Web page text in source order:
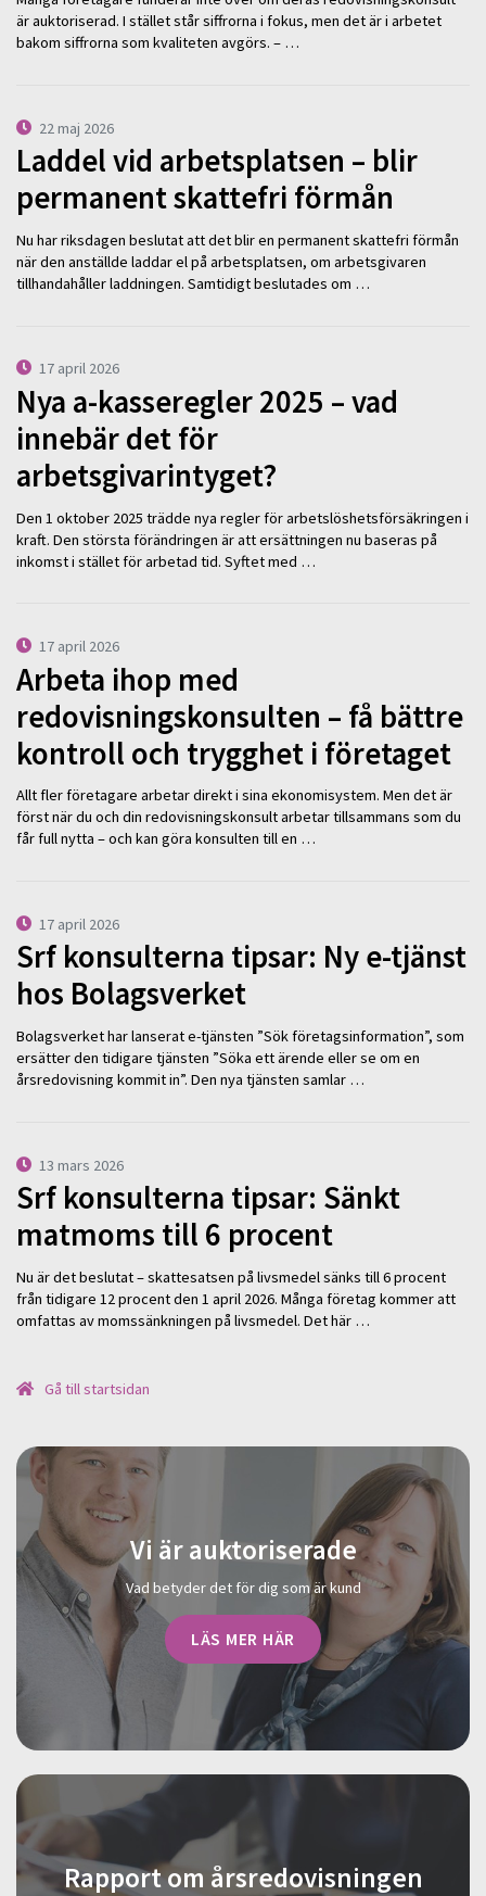
är auktoriserad. I stället står siffrorna i fokus, men det är i arbetet
bakom siffrorna som kvaliteten avgörs. – …
22 maj 2026
Laddel vid arbetsplatsen – blir
permanent skattefri förmån
Nu har riksdagen beslutat att det blir en permanent skattefri förmån
när den anställde laddar el på arbetsplatsen, om arbetsgivaren
tillhandahåller laddningen. Samtidigt beslutades om …
17 april 2026
Nya a-kasseregler 2025 – vad
innebär det för
arbetsgivarintyget?
Den 1 oktober 2025 trädde nya regler för arbetslöshetsförsäkringen i
kraft. Den största förändringen är att ersättningen nu baseras på
inkomst i stället för arbetad tid. Syftet med …
17 april 2026
Arbeta ihop med
redovisningskonsulten – få bättre
kontroll och trygghet i företaget
Allt fler företagare arbetar direkt i sina ekonomisystem. Men det är
först när du och din redovisningskonsult arbetar tillsammans som du
får full nytta – och kan göra konsulten till en …
17 april 2026
Srf konsulterna tipsar: Ny e-tjänst
hos Bolagsverket
Bolagsverket har lanserat e-tjänsten ”Sök företagsinformation”, som
ersätter den tidigare tjänsten ”Söka ett ärende eller se om en
årsredovisning kommit in”. Den nya tjänsten samlar …
13 mars 2026
Srf konsulterna tipsar: Sänkt
matmoms till 6 procent
Nu är det beslutat – skattesatsen på livsmedel sänks till 6 procent
från tidigare 12 procent den 1 april 2026. Många företag kommer att
omfattas av momssänkningen på livsmedel. Det här …
Gå till startsidan
Vi är auktoriserade
Vad betyder det för dig som är kund
LÄS MER HÄR
Rapport om årsredovisningen